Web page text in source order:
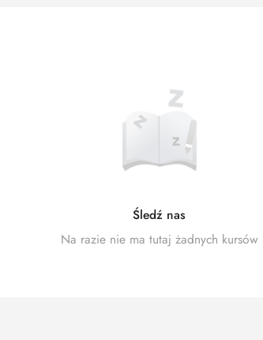
Śledź nas
Na razie nie ma tutaj żadnych kursów